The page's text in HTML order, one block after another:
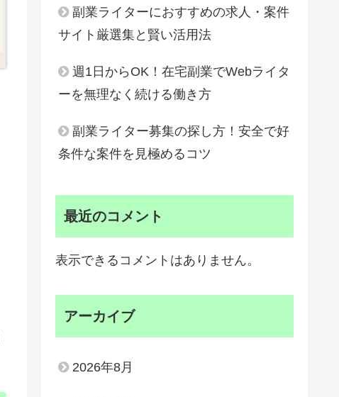
副業ライターにおすすめの求人・案件
サイト厳選集と賢い活用法
週1日からOK！在宅副業でWebライタ
ーを無理なく続ける働き方
副業ライター募集の探し方！安全で好
条件な案件を見極めるコツ
最近のコメント
表示できるコメントはありません。
アーカイブ
2026年8月